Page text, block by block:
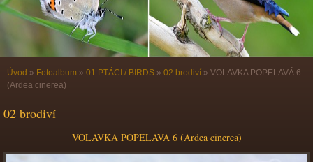
Úvod » Fotoalbum » 01 PTÁCI / BIRDS » 02 brodiví » VOLAVKA POPELAVÁ 6
(Ardea cinerea)
02 brodiví
VOLAVKA POPELAVÁ 6 (Ardea cinerea)